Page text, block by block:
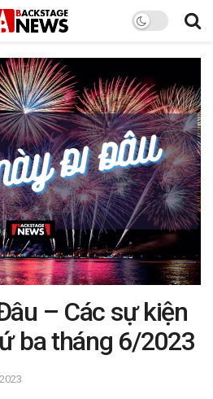
– Các sự kiện
ba tháng 6/2023